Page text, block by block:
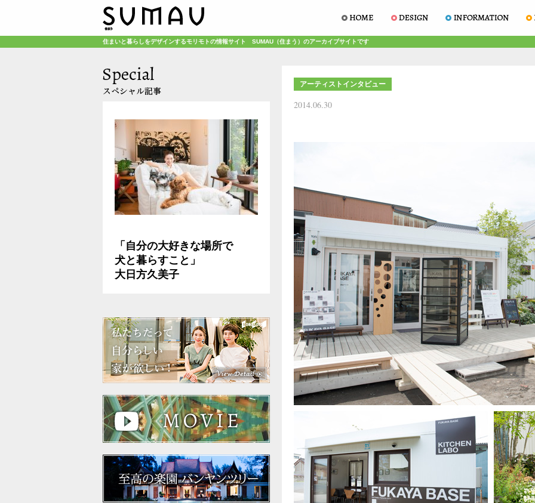
住まいと暮らしをデザインするモリモトの情報サイト SUMAU（住まう）のアーカイブサイトです
アーティストインタビュー
2014.06.30
「自分の大好きな場所で
犬と暮らすこと」
大日方久美子